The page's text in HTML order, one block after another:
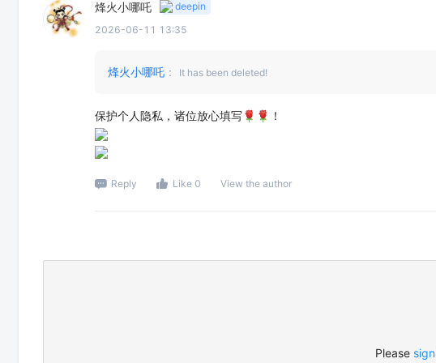
烽火小哪吒
deepin
2026-06-11 13:35
烽火小哪吒 ： It has been deleted!
保护个人隐私，诸位放心填写🌹🌹！
Reply Like 0 View the author
Please sign